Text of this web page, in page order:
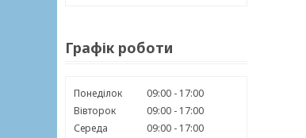
Графік роботи
Понеділок 09:00
17:00
Вівторок
09:00
17:00
Середа
09:00
17:00